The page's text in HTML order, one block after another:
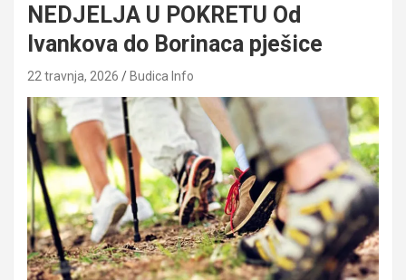
NEDJELJA U POKRETU Od
Ivankova do Borinaca pješice
22 travnja, 2026 Budica Info